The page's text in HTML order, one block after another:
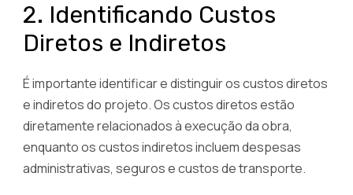
2. Identificando Custos
Diretos e Indiretos
É importante identificar e distinguir os custos diretos
e indiretos do projeto. Os custos diretos estão
diretamente relacionados à execução da obra,
enquanto os custos indiretos incluem despesas
administrativas, seguros e custos de transporte.